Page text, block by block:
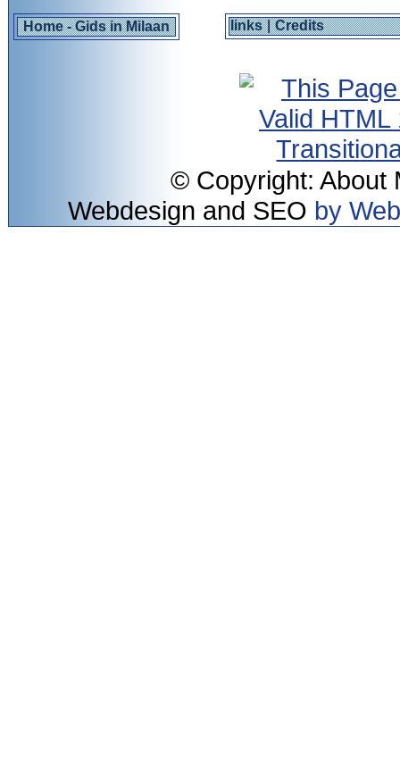
Home - Gids in Milaan links|Credits
© Copyright: About
Webdesign and SEO by